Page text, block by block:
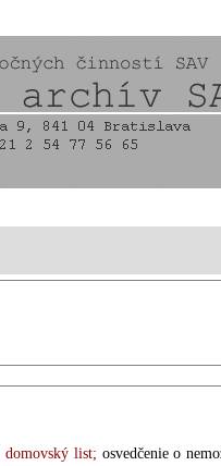
domovský list; osvedčenie o